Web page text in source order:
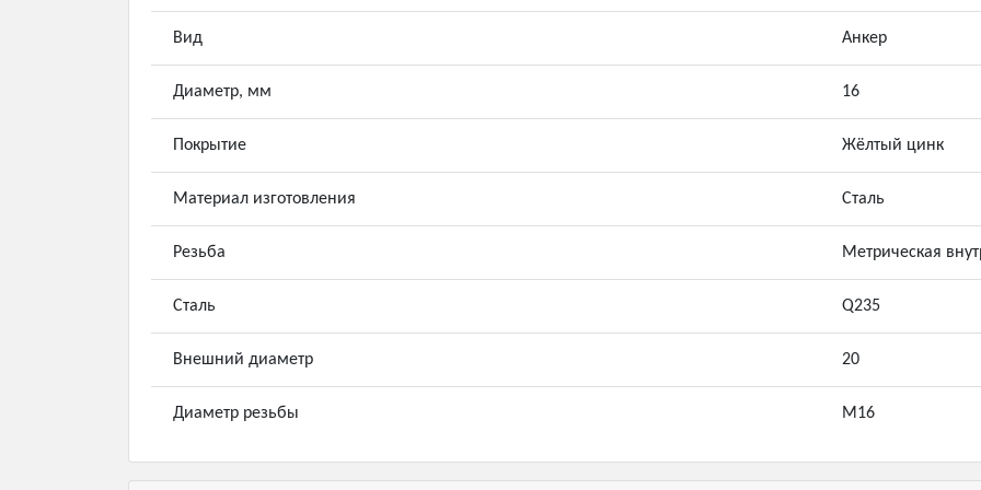
Вид Анкер
Диаметр, мм 16
Покрытие Жёлтый цинк
Материал изготовления Сталь
Резьба Метрическая
Сталь Q235
Внешний диаметр 20
Диаметр резьбы М16